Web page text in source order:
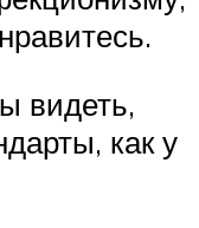
видеть,
как у